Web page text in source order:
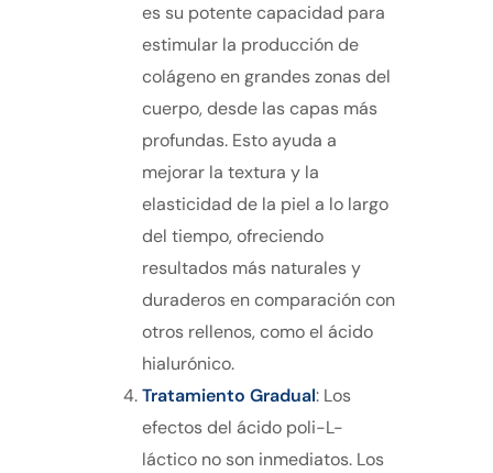
es su potente capacidad para
estimular la producción de
colágeno en grandes zonas del
cuerpo, desde las capas más
profundas. Esto ayuda a
mejorar la textura y la
elasticidad de la piel a lo largo
del tiempo, ofreciendo
resultados más naturales y
duraderos en comparación con
otros rellenos, como el ácido
hialurónico.
Tratamiento Gradual: Los
efectos del ácido poli-L-
láctico no son inmediatos. Los